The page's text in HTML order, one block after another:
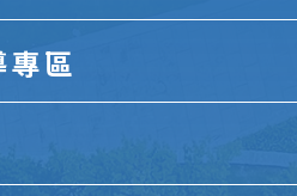
專區